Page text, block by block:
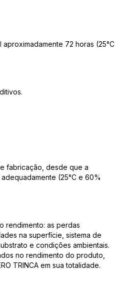
72 horas (25°C
fabricação, desde que a
(25°C e 60%
rendimento: as perdas
na superfície, sistema de
e condições ambientais.
no rendimento do produto,
TRINCA em sua totalidade.